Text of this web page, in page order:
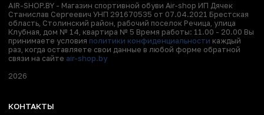
AIR-SHOP.BY - Магазин спортивной обуви Air-shop ИП Дячек
Станислав Сергеевич УНП 291670535 от 07.04.2021 Брестская
область, Столинский район, рабочий поселок Речица, улица
Клубная, дом № 14, квартира № 5 Время работы: 11.00 - 20.00 Вы
принимаете условия политики конфиденциальности каждый
раз, когда оставляете свои данные в любой форме обратной
связи на сайте air-shop.by
2026
КОНТАКТЫ